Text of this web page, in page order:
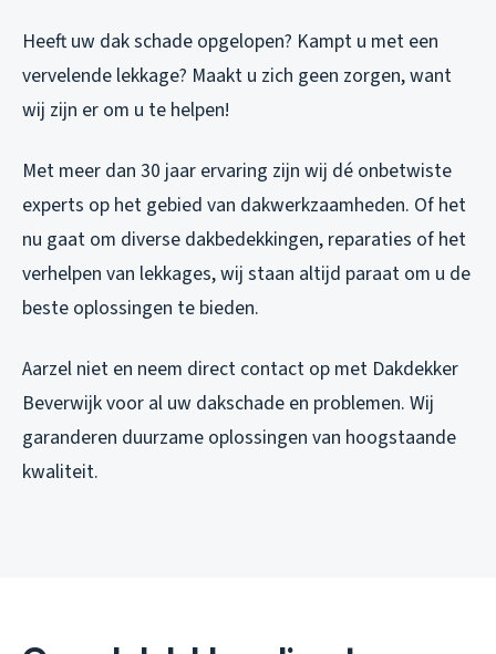
Heeft uw dak schade opgelopen? Kampt u met een
vervelende lekkage? Maakt u zich geen zorgen, want
wij zijn er om u te helpen!
Met meer dan 30 jaar ervaring zijn wij dé onbetwiste
experts op het gebied van dakwerkzaamheden. Of het
nu gaat om diverse dakbedekkingen, reparaties of het
verhelpen van lekkages, wij staan altijd paraat om u de
beste oplossingen te bieden.
Aarzel niet en neem direct contact op met Dakdekker
Beverwijk voor al uw dakschade en problemen. Wij
garanderen duurzame oplossingen van hoogstaande
kwaliteit.